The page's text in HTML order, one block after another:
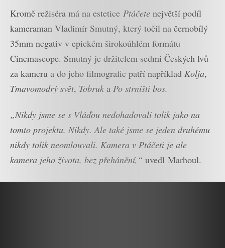
Kromě režiséra má na estetice Ptáčete největší podíl
kameraman Vladimír Smutný, který točil na černobílý
35mm negativ v epickém širokoúhlém formátu
Cinemascope. Smutný je držitelem sedmi Českých lvů
za kameru a do jeho filmografie patří například Kolja,
Tmavomodrý svět, Tobruk a Po strništi bos.
„Nikdy jsme se s Vláďou nedohadovali tolik jako na
tomto projektu. Nikdy. Ale také jsme se jeden druhému
nikdy tolik neomlouvali. Kamera v Ptáčeti je ale
kamera jeho života, bez přehánění,“ uvedl Marhoul.